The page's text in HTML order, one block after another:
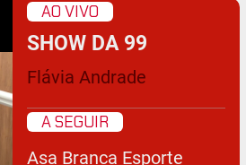
AO VIVO
SHOW DA 99
Flávia Andrade
A SEGUIR
Asa Branca Esporte